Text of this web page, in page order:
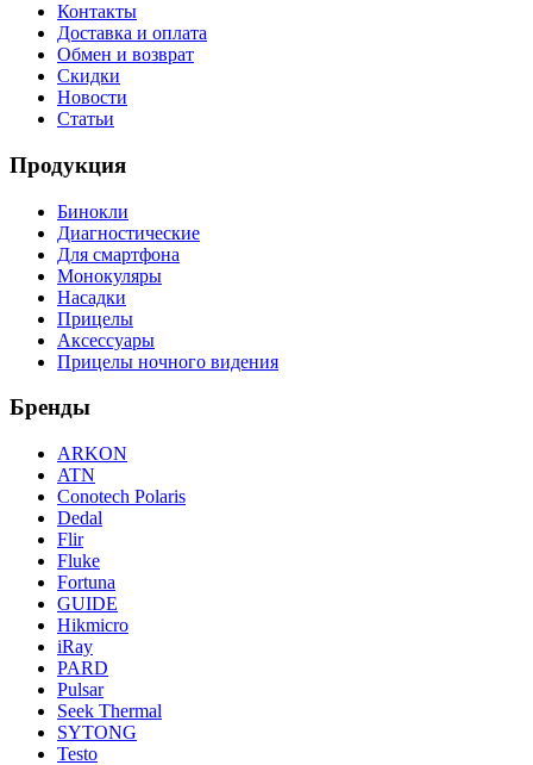
Контакты
Доставка и оплата
Обмен и возврат
Скидки
Новости
Статьи
Продукция
Бинокли
Диагностические
Для смартфона
Монокуляры
Насадки
Прицелы
Аксессуары
Прицелы ночного видения
Бренды
ARKON
ATN
Conotech Polaris
Dedal
Flir
Fluke
Fortuna
GUIDE
Hikmicro
iRay
PARD
Pulsar
Seek Thermal
SYTONG
Testo